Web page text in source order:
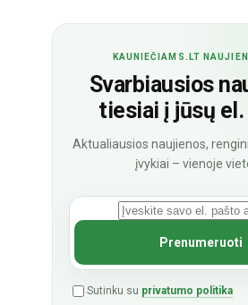
KAUNIEČIAMS.LT
Svarbiausios
tiesiai į jūsų
Aktualiausios naujienos,
įvykiai – vienoje
Sutinku su privatumo politika